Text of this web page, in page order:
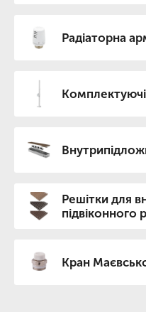
Радіаторна
Комплектуючі
Решітки для
підвіконного
Кран